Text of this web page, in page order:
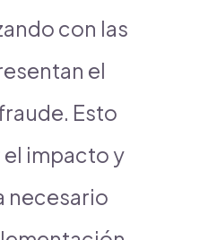
con las
el
Esto
impacto y
necesario